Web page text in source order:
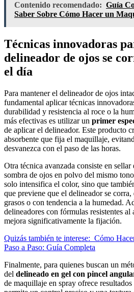
Contenido recomendado: Guía
Saber Sobre Cómo Hacer un
Técnicas innovadoras
delineador de ojos se
el día
Para mantener el delineador de ojos
fundamental aplicar técnicas
durabilidad y resistencia al roce o la
más efectivas es utilizar un primer
de aplicar el delineador. Este producto
absorbente que fija el maquillaje,
desvanezca con el paso de las horas.
Otra técnica avanzada consiste en
sombra de ojos en polvo del mismo
solo intensifica el color, sino que
que previene que el delineador se corra,
grasos o con tendencia a la humedad.
delineadores con fórmulas resistentes
mejora significativamente la fijación.
Quizás también te interese: Cómo
Paso a Paso: Guía Completa
Finalmente, para quienes buscan un
del delineado en gel con pincel
de maquillaje en spray ofrece